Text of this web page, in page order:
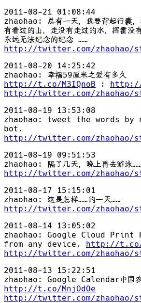
2011-08-21 01:08:44
zhaohao: 总有一天，我要背起行囊，
有看过的山，走没有走过的水，挥霍没
永远无法纪念的纪念 ……
http://twitter.com/zhaohao/
2011-08-20 14:25:42
zhaohao: 幸福59厘米之爱有多久
http://t.co/M3IQnoB : http://
http://twitter.com/zhaohao/
2011-08-19 13:53:08
zhaohao: tweet the words
bot.
http://twitter.com/zhaohao/
2011-08-19 09:51:53
zhaohao: 隔了几天，晚上再去游泳……
http://twitter.com/zhaohao/
2011-08-17 15:15:01
zhaohao: 这是怎样……的一天……
http://twitter.com/zhaohao/
2011-08-14 13:05:02
zhaohao: Google Cloud Print
from any device. http://
http://twitter.com/zhaohao/
2011-08-13 15:22:51
zhaohao: Google Calendar中国
http://t.co/MnjOdOe
http://twitter.com/zhaohao/